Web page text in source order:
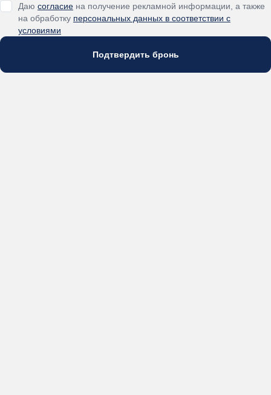
Даю согласие
на обработку персональных данных в соответствии с
условиями
Подтвердить бронь